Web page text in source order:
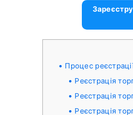
Процес
Реєстрація
Реєстрація
Реєстрація